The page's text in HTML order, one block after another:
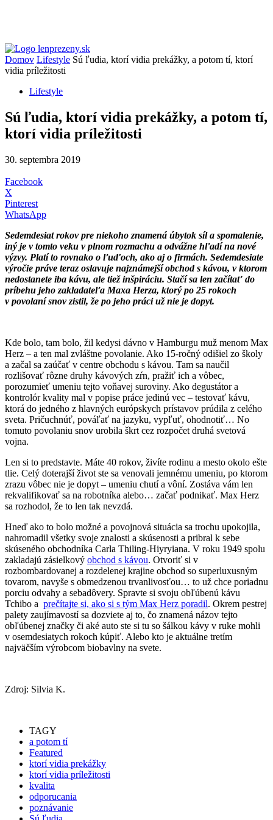
Domov Lifestyle Sú ľudia, ktorí vidia prekážky, a potom tí, ktorí
vidia príležitosti
Lifestyle
Sú ľudia, ktorí vidia prekážky, a potom tí,
ktorí vidia príležitosti
30. septembra 2019
Facebook
X
Pinterest
WhatsApp
Sedemdesiat rokov pre niekoho znamená úbytok síl a spomalenie,
iný je v tomto veku v plnom rozmachu a odvážne hľadí na nové
výzvy. Platí to rovnako o ľuďoch, ako aj o firmách. Sedemdesiate
výročie práve teraz oslavuje najznámejší obchod s kávou, v ktorom
nedostanete iba kávu, ale tiež inšpiráciu. Stačí sa len začítať do
príbehu jeho zakladateľa Maxa Herza, ktorý po 25 rokoch
v povolaní snov zistil, že po jeho práci už nie je dopyt.
Kde bolo, tam bolo, žil kedysi dávno v Hamburgu muž menom Max
Herz – a ten mal zvláštne povolanie. Ako 15-ročný odišiel zo školy
a začal sa zaúčať v centre obchodu s kávou. Tam sa naučil
rozlišovať rôzne druhy kávových zŕn, pražiť ich a vôbec,
porozumieť umeniu tejto voňavej suroviny. Ako degustátor a
kontrolór kvality mal v popise práce jedinú vec – testovať kávu,
ktorá do jedného z hlavných európskych prístavov prúdila z celého
sveta. Pričuchnúť, pováľať na jazyku, vypľuť, ohodnotiť… No
tomuto povolaniu snov urobila škrt cez rozpočet druhá svetová
vojna.
Len si to predstavte. Máte 40 rokov, živíte rodinu a mesto okolo ešte
tlie. Celý doterajší život ste sa venovali jemnému umeniu, po ktorom
zrazu vôbec nie je dopyt – umeniu chutí a vôní. Zostáva vám len
rekvalifikovať sa na robotníka alebo… začať podnikať. Max Herz
sa rozhodol, že to len tak nevzdá.
Hneď ako to bolo možné a povojnová situácia sa trochu upokojila,
nahromadil všetky svoje znalosti a skúsenosti a pribral k sebe
skúseného obchodníka Carla Thiling-Hiyryiana. V roku 1949 spolu
zakladajú zásielkový obchod s kávou. Otvoriť si v
rozbombardovanej a rozdelenej krajine obchod so superluxusným
tovarom, navyše s obmedzenou trvanlivosťou… to už chce poriadnu
porciu odvahy a sebadôvery. Spravte si svoju obľúbenú kávu
Tchibo a prečítajte si, ako si s tým Max Herz poradil. Okrem pestrej
palety zaujímavostí sa dozviete aj to, čo znamená názov tejto
obľúbenej značky či aké auto ste si tu so šálkou kávy v ruke mohli
v osemdesiatych rokoch kúpiť. Alebo kto je aktuálne tretím
najväčším výrobcom biobavlny na svete.
Zdroj: Silvia K.
TAGY
a potom tí
Featured
ktorí vidia prekážky
ktorí vidia príležitosti
kvalita
odporucania
poznávanie